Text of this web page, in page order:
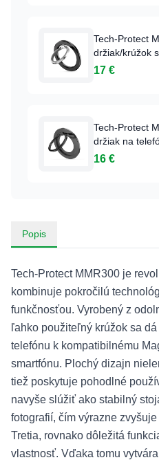
Tech-Protect
držiak/krúžok
čierny
17 €
Tech-Protect
držiak na
kompatibilitou
16 €
Popis
Tech-Protect MMR300 je
kombinuje pokročilú
funkčnosťou. Vyrobený z
ľahko použiteľný krúžok sa
telefónu k kompatibilnému
smartfónu. Plochý dizajn
tiež poskytuje pohodlné
navyše slúžiť ako stabilný
fotografií, čím výrazne
Tretia, rovnako dôležitá
vlastnosť. Vďaka tomu